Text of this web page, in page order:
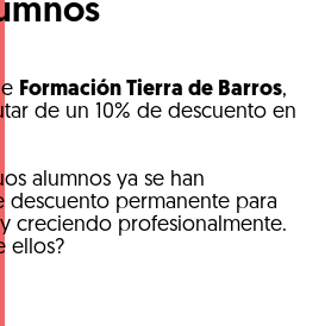
Formación Tierra de Barros,
de un 10% de descuento en
alumnos ya se han
descuento permanente para
creciendo profesionalmente.
ellos?